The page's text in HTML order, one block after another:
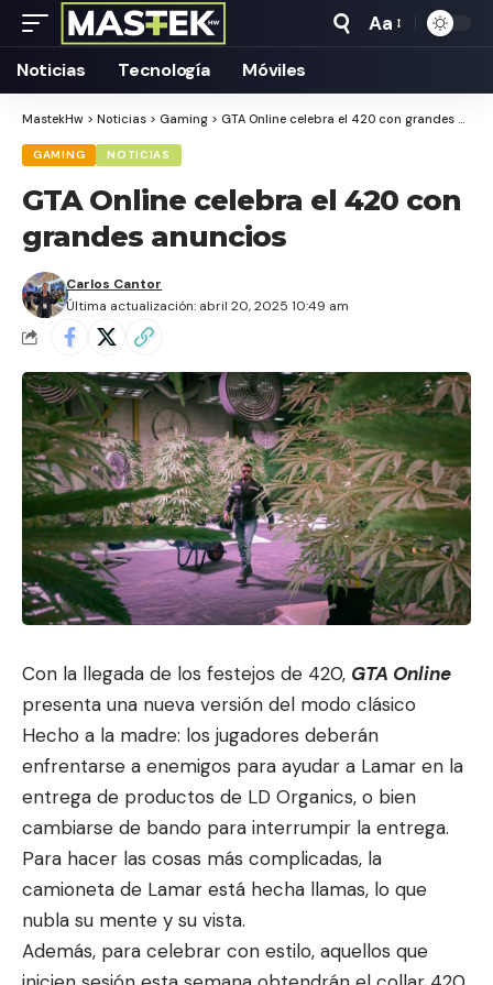
Tamaño
Aa
Noticias Tecnología Móviles
MastekHw > Noticias > Gaming > GTA Online celebra el 420 con grandes anuncios
GAMING NOTICIAS
GTA Online celebra el 420 con
grandes anuncios
Última actualización: abril 20, 2025 10:49 am
Carlos Cantor
Con la llegada de los festejos de 420, GTA Online
presenta una nueva versión del modo clásico
Hecho a la madre: los jugadores deberán
enfrentarse a enemigos para ayudar a Lamar en la
entrega de productos de LD Organics, o bien
cambiarse de bando para interrumpir la entrega.
Para hacer las cosas más complicadas, la
camioneta de Lamar está hecha llamas, lo que
nubla su mente y su vista.
Además, para celebrar con estilo, aquellos que